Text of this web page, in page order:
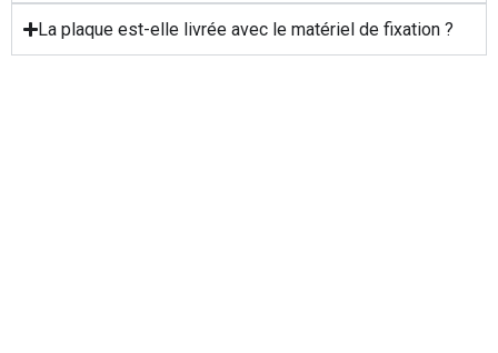
La plaque est-elle livrée avec le matériel de fixation ?